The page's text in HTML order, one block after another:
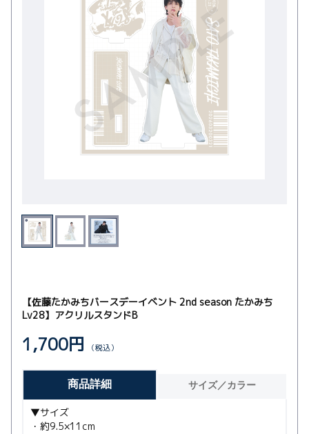
【佐藤たかみちバースデーイベント 2nd season たかみち
Lv28】アクリルスタンドB
1,700円 （税込）
商品詳細 サイズ／カラー
▼サイズ
・約9.5×11cm